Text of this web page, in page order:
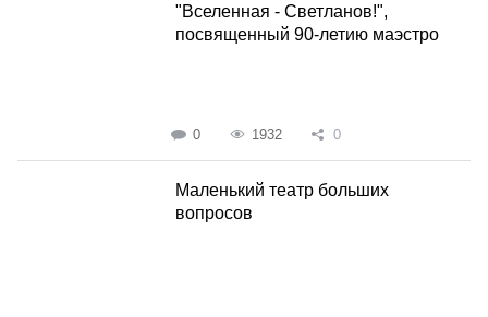
"Вселенная - Светланов!",
посвященный 90-летию маэстро
0 1932 0
Маленький театр больших
вопросов